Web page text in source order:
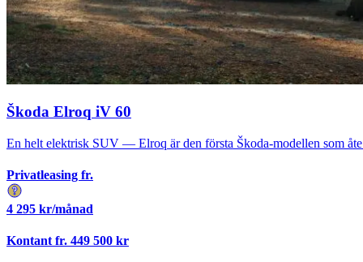
Škoda Elroq iV 60
En helt elektrisk SUV — Elroq är den första Škoda-modellen som
Privatleasing fr.
4 295 kr/månad
Kontant fr. 449 500 kr